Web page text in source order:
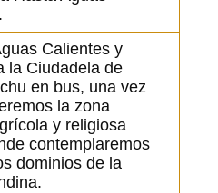
Calientes y
la Ciudadela de
en bus, una vez
la zona
y religiosa
contemplaremos
dominios de la